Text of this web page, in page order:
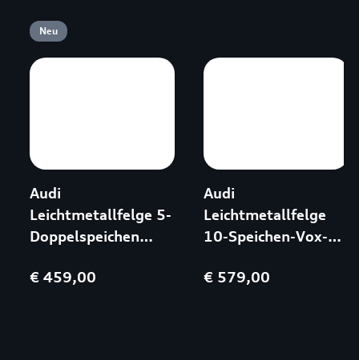
Neu
Audi
Leichtmetallfelge 5-
Doppelspeichen
5/130/19 Schwarz
€ 459,00
Audi
Leichtmetallfelge
10-Speichen-Vox-
5/112/39 Schwarz
€ 579,00